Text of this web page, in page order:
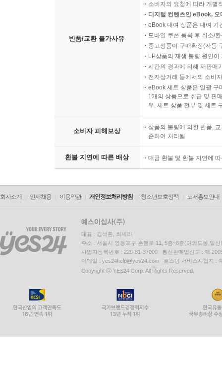
반품/교환 불가사유
소비자의 요청에 따라 개별
디지털 컨텐츠인 eBook,
eBook 대여 상품은 대여 기
모바일 쿠폰 등록 후 취소/
중고상품이 구매확정(자동
LP상품의 재생 불량 원인
시간의 경과에 의해 재판매
전자상거래 등에서의 소비
eBook 세트 상품은 일괄 구
1개의 상품으로 취급 및 판
우, 세트 상품 전부 및 세트
소비자 피해보상
상품의 불량에 의한 반품,
준하여 처리됨
환불 지연에 따른 배상 대금 환불 및 환불 지연에
회사소개 인재채용 이용약관 개인정보처리방침 청소년보호정책 도서홍보안내
대표 : 김석환, 최세라
주소 : 서울시 영등포구 은행로 11, 5층~6층(여의도동,일신
사업자등록번호 : 229-81-37000 통신판매업신고 : 제
이메일 : yes24help@yes24.com 호스팅 서비스사업자 :
Copyright ⓒ YES24 Corp. All Rights Reserved.